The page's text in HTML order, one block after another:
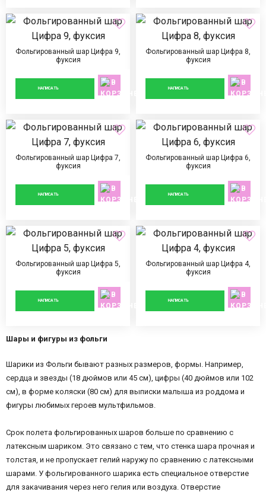
Фольгированный шар Цифра 9,
фуксия
890 ₽
НАПИСАТЬ
Фольгированный шар Цифра 8,
фуксия
890 ₽
НАПИСАТЬ
Фольгированный шар Цифра 7,
фуксия
890 ₽
НАПИСАТЬ
Фольгированный шар Цифра 6,
фуксия
890 ₽
НАПИСАТЬ
Фольгированный шар Цифра 5,
фуксия
890 ₽
НАПИСАТЬ
Фольгированный шар Цифра 4,
фуксия
890 ₽
НАПИСАТЬ
Шары и фигуры из фольги
Шарики из Фольги бывают разных размеров, формы. Например,
сердца и звезды (18 дюймов или 45 см), цифры (40 дюймов или 102
см), в форме коляски (80 см) для выписки малыша из роддома и
фигуры любимых героев мультфильмов.
Срок полета фольгированных шаров больше по сравнению с
латексным шариком. Это связано с тем, что стенка шара прочная и
толстая, и не пропускает гелий наружу по сравнению с латексными
шарами. У фольгированного шарика есть специальное отверстие
для закачивания через него гелия или воздуха. Отверстие